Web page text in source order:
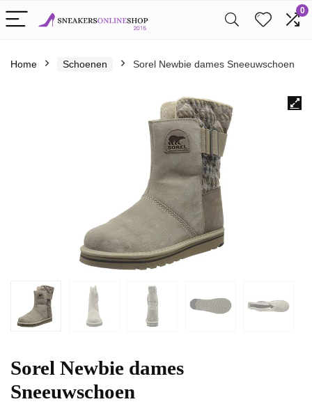
0
Home Schoenen Sorel Newbie dames Sneeuwschoen
Sorel Newbie dames
Sneeuwschoen